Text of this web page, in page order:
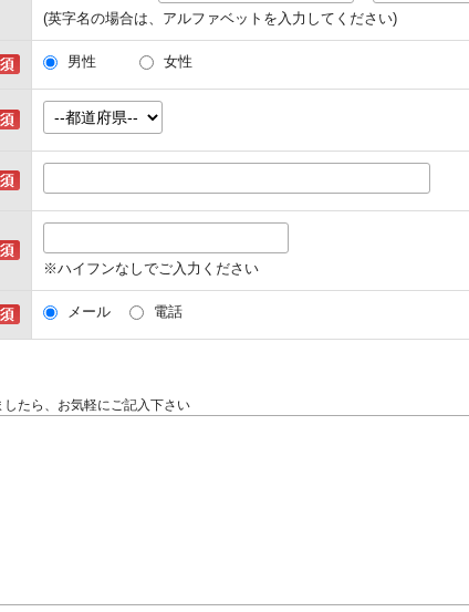
(英字名の場合は、アルファベットを入力してください)
男性 女性
※ハイフンなしでご入力ください
メール 電話
たら、お気軽にご記入下さい